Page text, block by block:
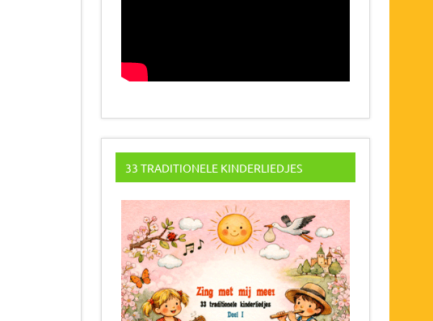
33 TRADITIONELE KINDERLIEDJES